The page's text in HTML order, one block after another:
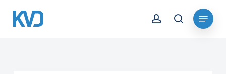
search
Menu
Close